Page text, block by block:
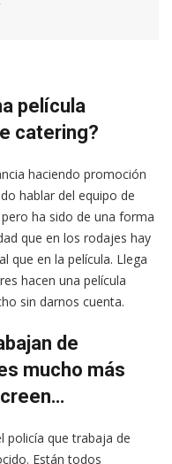
película
catering?
haciendo promoción
hablar del equipo de
ha sido de una forma
que en los rodajes hay
que en la película. Llega
hacen una película
sin darnos cuenta.
de
mucho más
policía que trabaja de
Están todos